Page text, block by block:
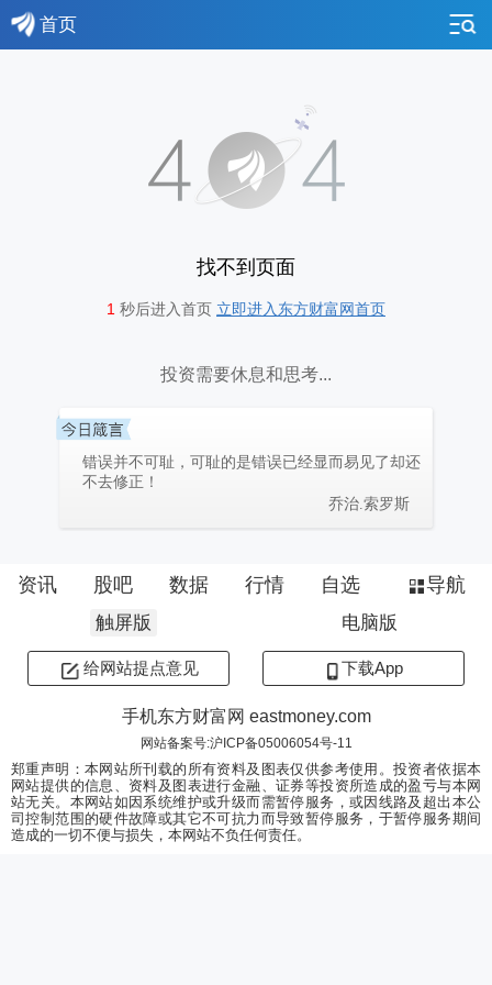
首页
找不到页面
1 秒后进入首页 立即进入东方财富网首页
投资需要休息和思考...
错误并不可耻，可耻的是错误已经显而易见了却还
不去修正！
乔治.索罗斯
资讯 股吧 数据 行情 自选 导航
触屏版 电脑版
给网站提点意见 下载App
手机东方财富网 eastmoney.com
网站备案号:沪ICP备05006054号-11
郑重声明：本网站所刊载的所有资料及图表仅供参考使用。投资者依据本
网站提供的信息、资料及图表进行金融、证券等投资所造成的盈亏与本网
站无关。本网站如因系统维护或升级而需暂停服务，或因线路及超出本公
司控制范围的硬件故障或其它不可抗力而导致暂停服务，于暂停服务期间
造成的一切不便与损失，本网站不负任何责任。